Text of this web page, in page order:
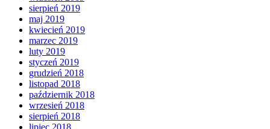
sierpień 2019
maj 2019
kwiecień 2019
marzec 2019
luty 2019
styczeń 2019
grudzień 2018
listopad 2018
październik 2018
wrzesień 2018
sierpień 2018
lipiec 2018